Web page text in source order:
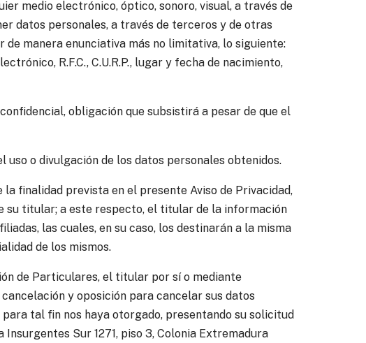
medio electrónico, óptico, sonoro, visual, a través de
datos personales, a través de terceros y de otras
manera enunciativa más no limitativa, lo siguiente:
R.F.C., C.U.R.P., lugar y fecha de nacimiento,
obligación que subsistirá a pesar de que el
o divulgación de los datos personales obtenidos.
finalidad prevista en el presente Aviso de Privacidad,
su titular; a este respecto, el titular de la información
las cuales, en su caso, los destinarán a la misma
de los mismos.
de Particulares, el titular por sí o mediante
y oposición para cancelar sus datos
tal fin nos haya otorgado, presentando su solicitud
Sur 1271, piso 3, Colonia Extremadura